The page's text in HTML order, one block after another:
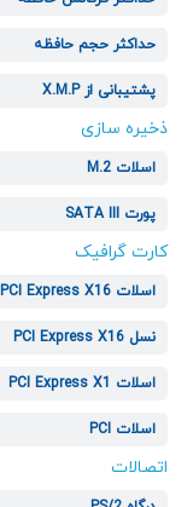
حداکثر حجم حافظه
پشتیبانی از X.M.P
ذخیره سازی
اسلات M.2
پورت SATA III
کارت گرافیک
اسلات PCI Express X16
نسل PCI Express X16
اسلات PCI Express X1
اسلات PCI
اتصالات